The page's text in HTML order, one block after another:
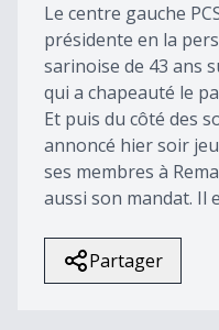
Le centre gauche
présidente en la
sarinoise de 43 ans
qui a chapeauté le
Et puis du côté des
annoncé hier soir
ses membres à
aussi son mandat. Il
Partager